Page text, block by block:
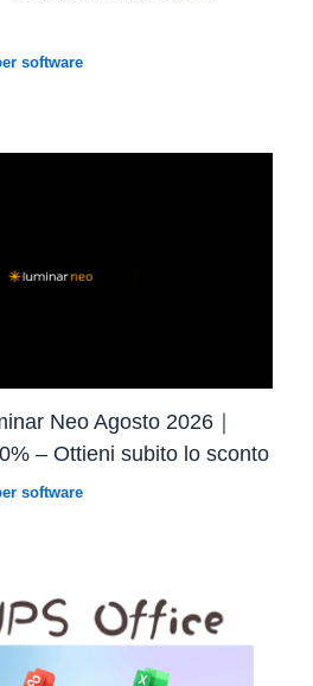
software
Neo Agosto 2026｜
– Ottieni subito lo sconto
software